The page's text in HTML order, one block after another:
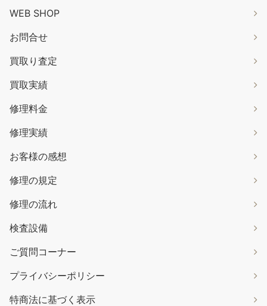
WEB SHOP
お問合せ
買取り査定
買取実績
修理料金
修理実績
お客様の感想
修理の規定
修理の流れ
検査設備
ご質問コーナー
プライバシーポリシー
特商法に基づく表示